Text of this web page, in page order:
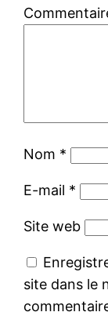
Nom *
E-mail *
Site web
site dans le